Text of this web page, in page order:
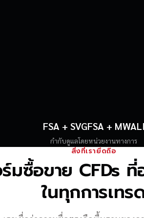
FSA + SVGFSA + MWALI
กำกับดูแลโดยหน่วยงานทางการ
สิ่งที่เรายึดถือ
ซื้อขาย CFDs
ในทุกการเทร